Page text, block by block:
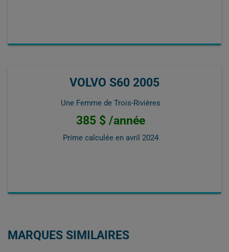
VOLVO S60 2005
Une Femme de Trois-Rivières
385 $ /année
Prime calculée en avril 2024
MARQUES SIMILAIRES